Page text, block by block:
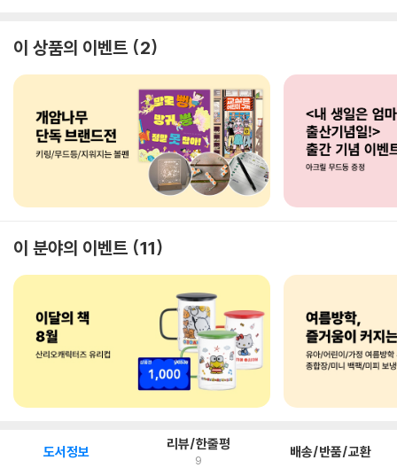
이 상품의 이벤트 2
이 분야의 이벤트 11
도서정보 리뷰/한줄평
9 배송/반품/교환